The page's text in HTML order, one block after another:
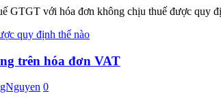
GTGT với hóa đơn không chịu thuế được quy
trên hóa đơn VAT
0